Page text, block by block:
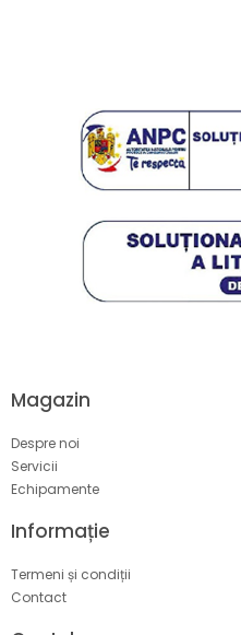
Magazin
Despre noi
Servicii
Echipamente
Informație
Termeni și condiții
Contact